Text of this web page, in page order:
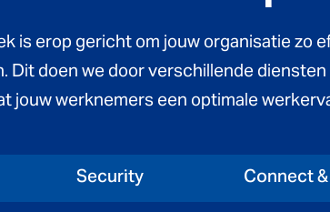
is erop gericht om jouw organisatie zo
Dit doen we door verschillende
jouw werknemers een optimale
Security Connect